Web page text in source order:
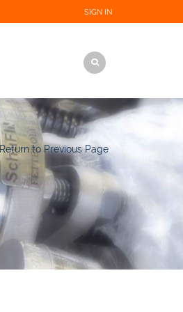
SIGN IN
Return to Previous Page